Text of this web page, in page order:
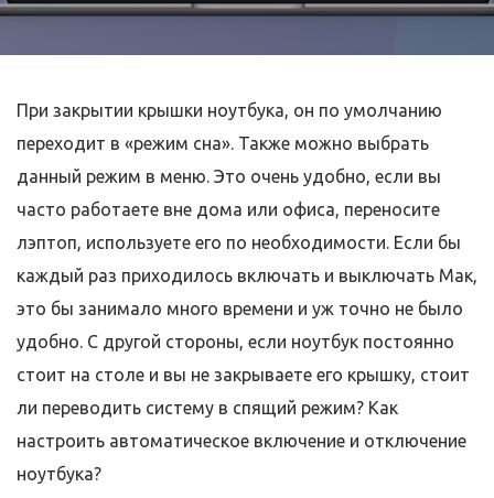
При закрытии крышки ноутбука, он по умолчанию
переходит в «режим сна». Также можно выбрать
данный режим в меню. Это очень удобно, если вы
часто работаете вне дома или офиса, переносите
лэптоп, используете его по необходимости. Если бы
каждый раз приходилось включать и выключать Мак,
это бы занимало много времени и уж точно не было
удобно. С другой стороны, если ноутбук постоянно
стоит на столе и вы не закрываете его крышку, стоит
ли переводить систему в спящий режим? Как
настроить автоматическое включение и отключение
ноутбука?